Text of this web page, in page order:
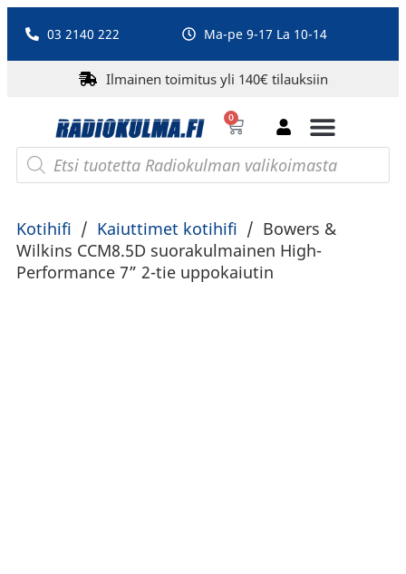
03 2140 222 Ma-pe 9-17 La 10-14
Ilmainen toimitus yli 140€ tilauksiin
0
Kotihifi / Kaiuttimet kotihifi / Bowers &
Wilkins CCM8.5D suorakulmainen High-
Performance 7” 2-tie uppokaiutin